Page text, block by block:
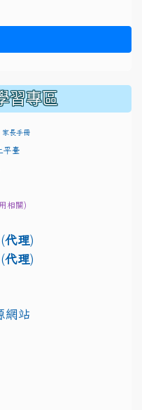
習專區
家長手冊
平臺
sites.google.com/
相關)
(代理)
(代理)
網站